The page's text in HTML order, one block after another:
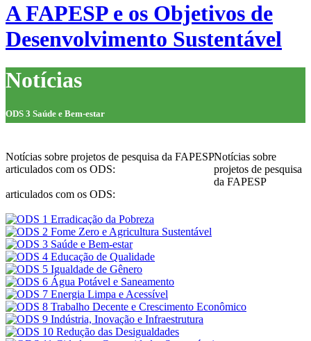
A FAPESP e os Objetivos de
Desenvolvimento Sustentável
Notícias
ODS 3 Saúde e Bem-estar
Notícias sobre projetos de pesquisa da FAPESP
articulados com os ODS:
Notícias sobre
projetos de pesquisa
da FAPESP
articulados com os ODS: